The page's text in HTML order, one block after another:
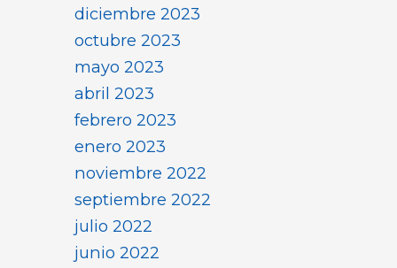
diciembre 2023
octubre 2023
mayo 2023
abril 2023
febrero 2023
enero 2023
noviembre 2022
septiembre 2022
julio 2022
junio 2022